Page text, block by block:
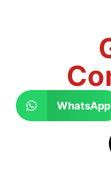
WhatsApp